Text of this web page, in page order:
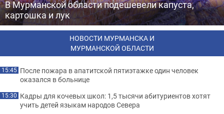
В Мурманской области подешевели капуста,
картошка и лук
НОВОСТИ МУРМАНСКА И
МУРМАНСКОЙ ОБЛАСТИ
15:45 После пожара в апатитской пятиэтажке один человек
оказался в больнице
15:30 Кадры для кочевых школ: 1,5 тысячи абитуриентов хотят
учить детей языкам народов Севера